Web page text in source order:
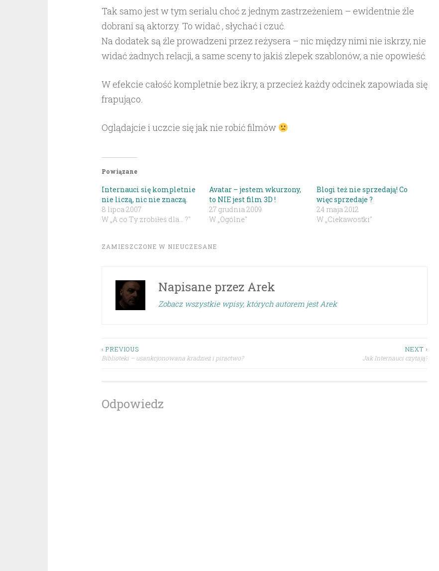
Tak samo jest w tym serialu choć z jednym zastrzeżeniem – ewidentnie źle
dobrani są aktorzy. To widać , słychać i czuć.
Na dodatek są źle prowadzeni przez reżysera – nic między nimi nie iskrzy, nie
widać żadnych relacji, a same sceny to jakiś zlepek szablonów, a nie opowieść.
W efekcie całość kompletnie bez ikry, a przecież każdy odcinek zapowiada się
frapująco.
Oglądajcie i uczcie się jak nie robić filmów
Powiązane
Internauci się kompletnie
nie liczą, nic nie znaczą.
8 lipca 2007
W „A co Ty zrobiłeś dla... ?"
Avatar – jestem wkurzony,
to NIE jest film 3D !
27 grudnia 2009
W „Ogólne"
Blogi też nie sprzedają! Co
więc sprzedaje ?
24 maja 2012
W „Ciekawostki"
ZAMIESZCZONE W NIEUCZESANE
Napisane przez Arek
Zobacz wszystkie wpisy, których autorem jest Arek
Nawigacja
‹ PREVIOUS
Biblioteki – usankcjonowana kradzież i piractwo?
NEXT ›
Jak Internauci czytają?
Odpowiedz